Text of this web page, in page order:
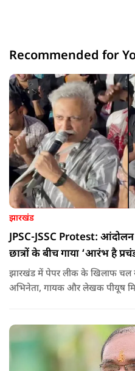
Recommended for
झारखंड
JPSC-JSSC Protest: आंदोलन
छात्रों के बीच गाया ‘आरंभ है
झारखंड में पेपर लीक के खिलाफ चल
अभिनेता, गायक और लेखक पीयूष